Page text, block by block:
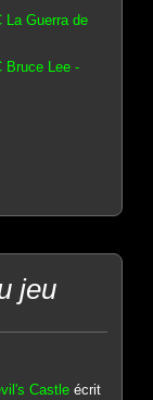
La Guerra de
Bruce Lee -
jeu
Castle écrit